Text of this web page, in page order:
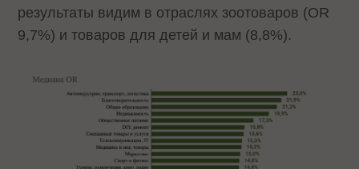
результаты видим в отраслях зоотоваров (OR
9,7%) и товаров для детей и мам (8,8%).